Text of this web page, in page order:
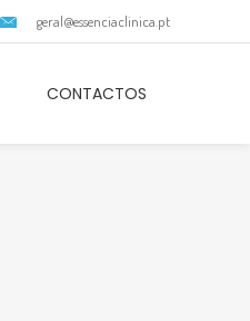
geral@essenciaclinica.pt
CONTACTOS